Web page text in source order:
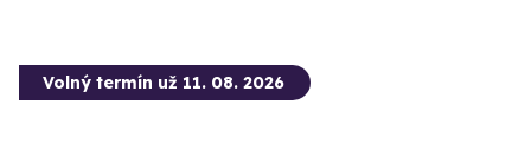
Volný termín už 11. 08. 2026